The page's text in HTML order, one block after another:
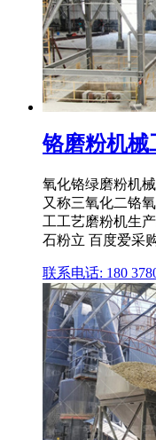
铬磨粉机械
氧化铬绿磨粉机
又称三氧化二铬
工工艺磨粉机生
石粉立 百度爱采
联系电话: 180